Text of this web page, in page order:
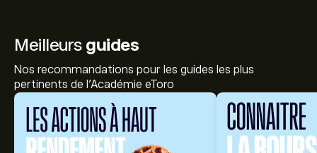
Meilleurs guides
Nos recommandations pour les guides les plus
pertinents de l'Académie eToro